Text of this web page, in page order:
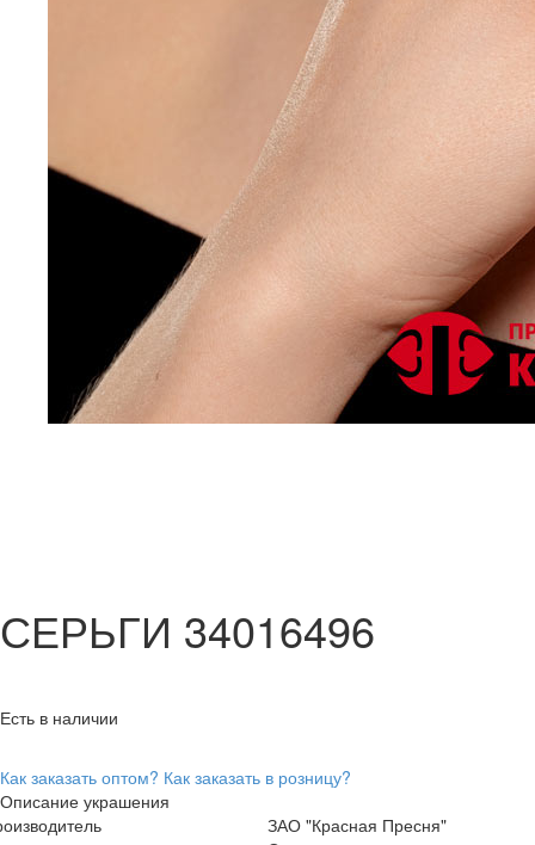
СЕРЬГИ 34016496
Есть в наличии
Как заказать оптом? Как заказать в розницу?
Описание украшения
ЗАО "Красная Пресня"